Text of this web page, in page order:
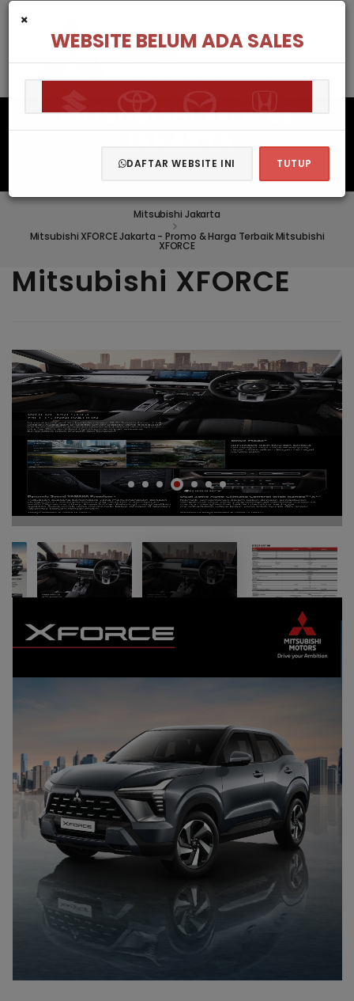
×
WEBSITE BELUM ADA SALES
DAFTAR WEBSITE INI TUTUP
MITSUBISHI XFORCE
JAKARTA
Mitsubishi Jakarta
Mitsubishi XFORCE Jakarta - Promo & Harga Terbaik Mitsubishi
XFORCE
Mitsubishi XFORCE